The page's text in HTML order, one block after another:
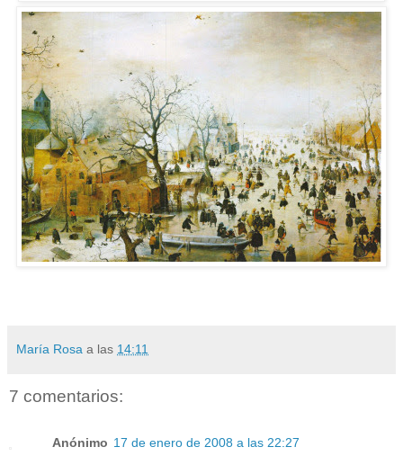
María Rosa a las 14:11
7 comentarios:
Anónimo 17 de enero de 2008 a las 22:27